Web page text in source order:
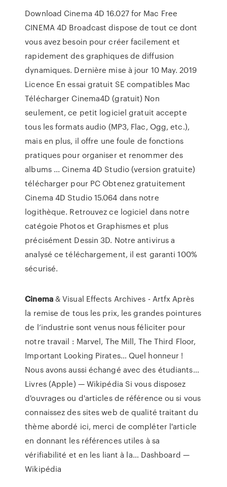
Download Cinema 4D 16.027 for Mac Free
CINEMA 4D Broadcast dispose de tout ce dont
vous avez besoin pour créer facilement et
rapidement des graphiques de diffusion
dynamiques. Dernière mise à jour 10 May. 2019
Licence En essai gratuit SE compatibles Mac
Télécharger Cinema4D (gratuit) Non
seulement, ce petit logiciel gratuit accepte
tous les formats audio (MP3, Flac, Ogg, etc.),
mais en plus, il offre une foule de fonctions
pratiques pour organiser et renommer des
albums ... Cinema 4D Studio (version gratuite)
télécharger pour PC Obtenez gratuitement
Cinema 4D Studio 15.064 dans notre
logithèque. Retrouvez ce logiciel dans notre
catégoie Photos et Graphismes et plus
précisément Dessin 3D. Notre antivirus a
analysé ce téléchargement, il est garanti 100%
sécurisé.
Cinema& Visual Effects Archives - ArtfxAprès
la remise de tous les prix, les grandes pointures
de l’industrie sont venus nous féliciter pour
notre travail : Marvel, The Mill, The Third Floor,
Important Looking Pirates… Quel honneur !
Nous avons aussi échangé avec des étudiants…
Livres (Apple) — Wikipédia Si vous disposez
d'ouvrages ou d'articles de référence ou si vous
connaissez des sites web de qualité traitant du
thème abordé ici, merci de compléter l'article
en donnant les références utiles à sa
vérifiabilité et en les liant à la… Dashboard —
Wikipédia